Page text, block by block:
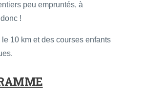
peu empruntés, à
!
le 10 km et des courses enfants